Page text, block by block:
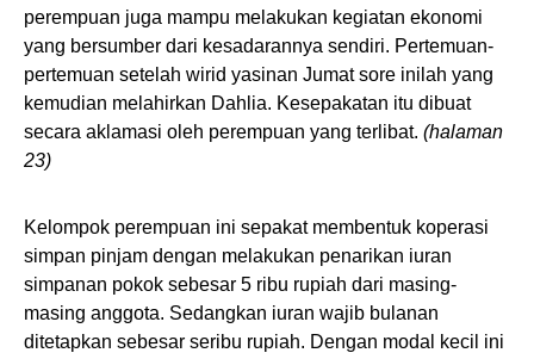
perempuan juga mampu melakukan kegiatan ekonomi
yang bersumber dari kesadarannya sendiri. Pertemuan-
pertemuan setelah wirid yasinan Jumat sore inilah yang
kemudian melahirkan Dahlia. Kesepakatan itu dibuat
secara aklamasi oleh perempuan yang terlibat. (halaman
23)
Kelompok perempuan ini sepakat membentuk koperasi
simpan pinjam dengan melakukan penarikan iuran
simpanan pokok sebesar 5 ribu rupiah dari masing-
masing anggota. Sedangkan iuran wajib bulanan
ditetapkan sebesar seribu rupiah. Dengan modal kecil ini